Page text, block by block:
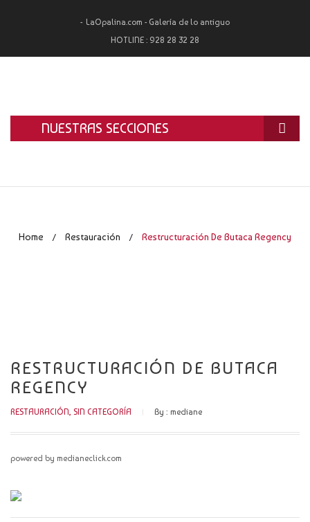
LaOpalina.com - Galería de lo antiguo
HOTLINE : 928 28 32 28
NUESTRAS SECCIONES
LA OPALINA
CONTACTO
Home / Restauración / Restructuración De Butaca Regency
RESTRUCTURACIÓN DE BUTACA
REGENCY
RESTAURACIÓN, SIN CATEGORÍA By : mediane
powered by medianeclick.com